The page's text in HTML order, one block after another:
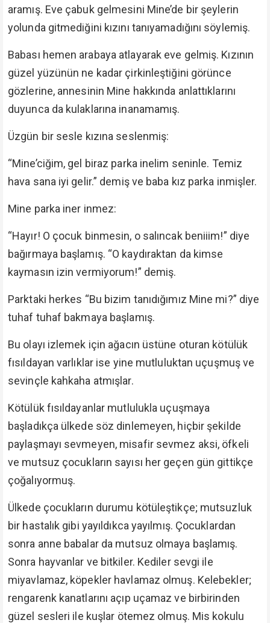
aramış. Eve çabuk gelmesini Mine’de bir şeylerin
yolunda gitmediğini kızını tanıyamadığını söylemiş.
Babası hemen arabaya atlayarak eve gelmiş. Kızının
güzel yüzünün ne kadar çirkinleştiğini görünce
gözlerine, annesinin Mine hakkında anlattıklarını
duyunca da kulaklarına inanamamış.
Üzgün bir sesle kızına seslenmiş:
“Mine’ciğim, gel biraz parka inelim seninle. Temiz
hava sana iyi gelir.” demiş ve baba kız parka inmişler.
Mine parka iner inmez:
“Hayır! O çocuk binmesin, o salıncak beniiim!” diye
bağırmaya başlamış. “O kaydıraktan da kimse
kaymasın izin vermiyorum!” demiş.
Parktaki herkes “Bu bizim tanıdığımız Mine mi?” diye
tuhaf tuhaf bakmaya başlamış.
Bu olayı izlemek için ağacın üstüne oturan kötülük
fısıldayan varlıklar ise yine mutluluktan uçuşmuş ve
sevinçle kahkaha atmışlar.
Kötülük fısıldayanlar mutlulukla uçuşmaya
başladıkça ülkede söz dinlemeyen, hiçbir şekilde
paylaşmayı sevmeyen, misafir sevmez aksi, öfkeli
ve mutsuz çocukların sayısı her geçen gün gittikçe
çoğalıyormuş.
Ülkede çocukların durumu kötüleştikçe; mutsuzluk
bir hastalık gibi yayıldıkca yayılmış. Çocuklardan
sonra anne babalar da mutsuz olmaya başlamış.
Sonra hayvanlar ve bitkiler. Kediler sevgi ile
miyavlamaz, köpekler havlamaz olmuş. Kelebekler;
rengarenk kanatlarını açıp uçamaz ve birbirinden
güzel sesleri ile kuşlar ötemez olmuş. Mis kokulu